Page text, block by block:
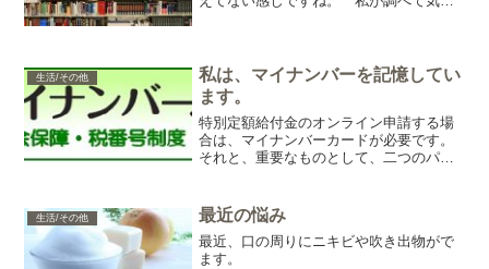
の提供・ビニール袋の有料...
生活/その他
私は、マイナンバーを記憶してい
ます。
特別定額給付金のオンライン申請する場
合は、マイナンバーカードが必要です。
それと、重要なものとして、二つのパス
場合は、マイナンバーカード対応のICカ
ードリーダーが必要で...
生活/その他 最近の悩み
最近、口の周りにニキビや吹き出物がで
ます。